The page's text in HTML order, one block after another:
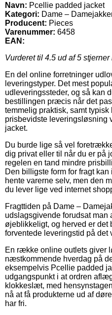
Navn: Pcellie padded jacket
Kategori: Dame –
Producent: Pieces
Varenummer: 6458
EAN:
Vurderet til 4.5 ud af 5 stjerner
En del online forretninger
leveringstyper. Det mest
udleveringssteder, og så kan
bestillingen præcis når det
temmelig praktisk, samt
prisbevidste leveringsløsning
jacket.
Du burde lige så vel
dig privat eller til når du er på
regelen en tand mindre
Den billigste form for fragt
hente varerne selv, men den
du lever lige ved internet
Fragttiden på Dame –
udslagsgivende forudsat man
øjeblikkeligt, og herved er det
forventede leveringstid på det
En række online outlets giver
næstkommende hverdag på
eksempelvis Pcellie padded
udgangspunkt i at ordren
klokkeslæt, med
nå at få produkterne ud af
har fri.